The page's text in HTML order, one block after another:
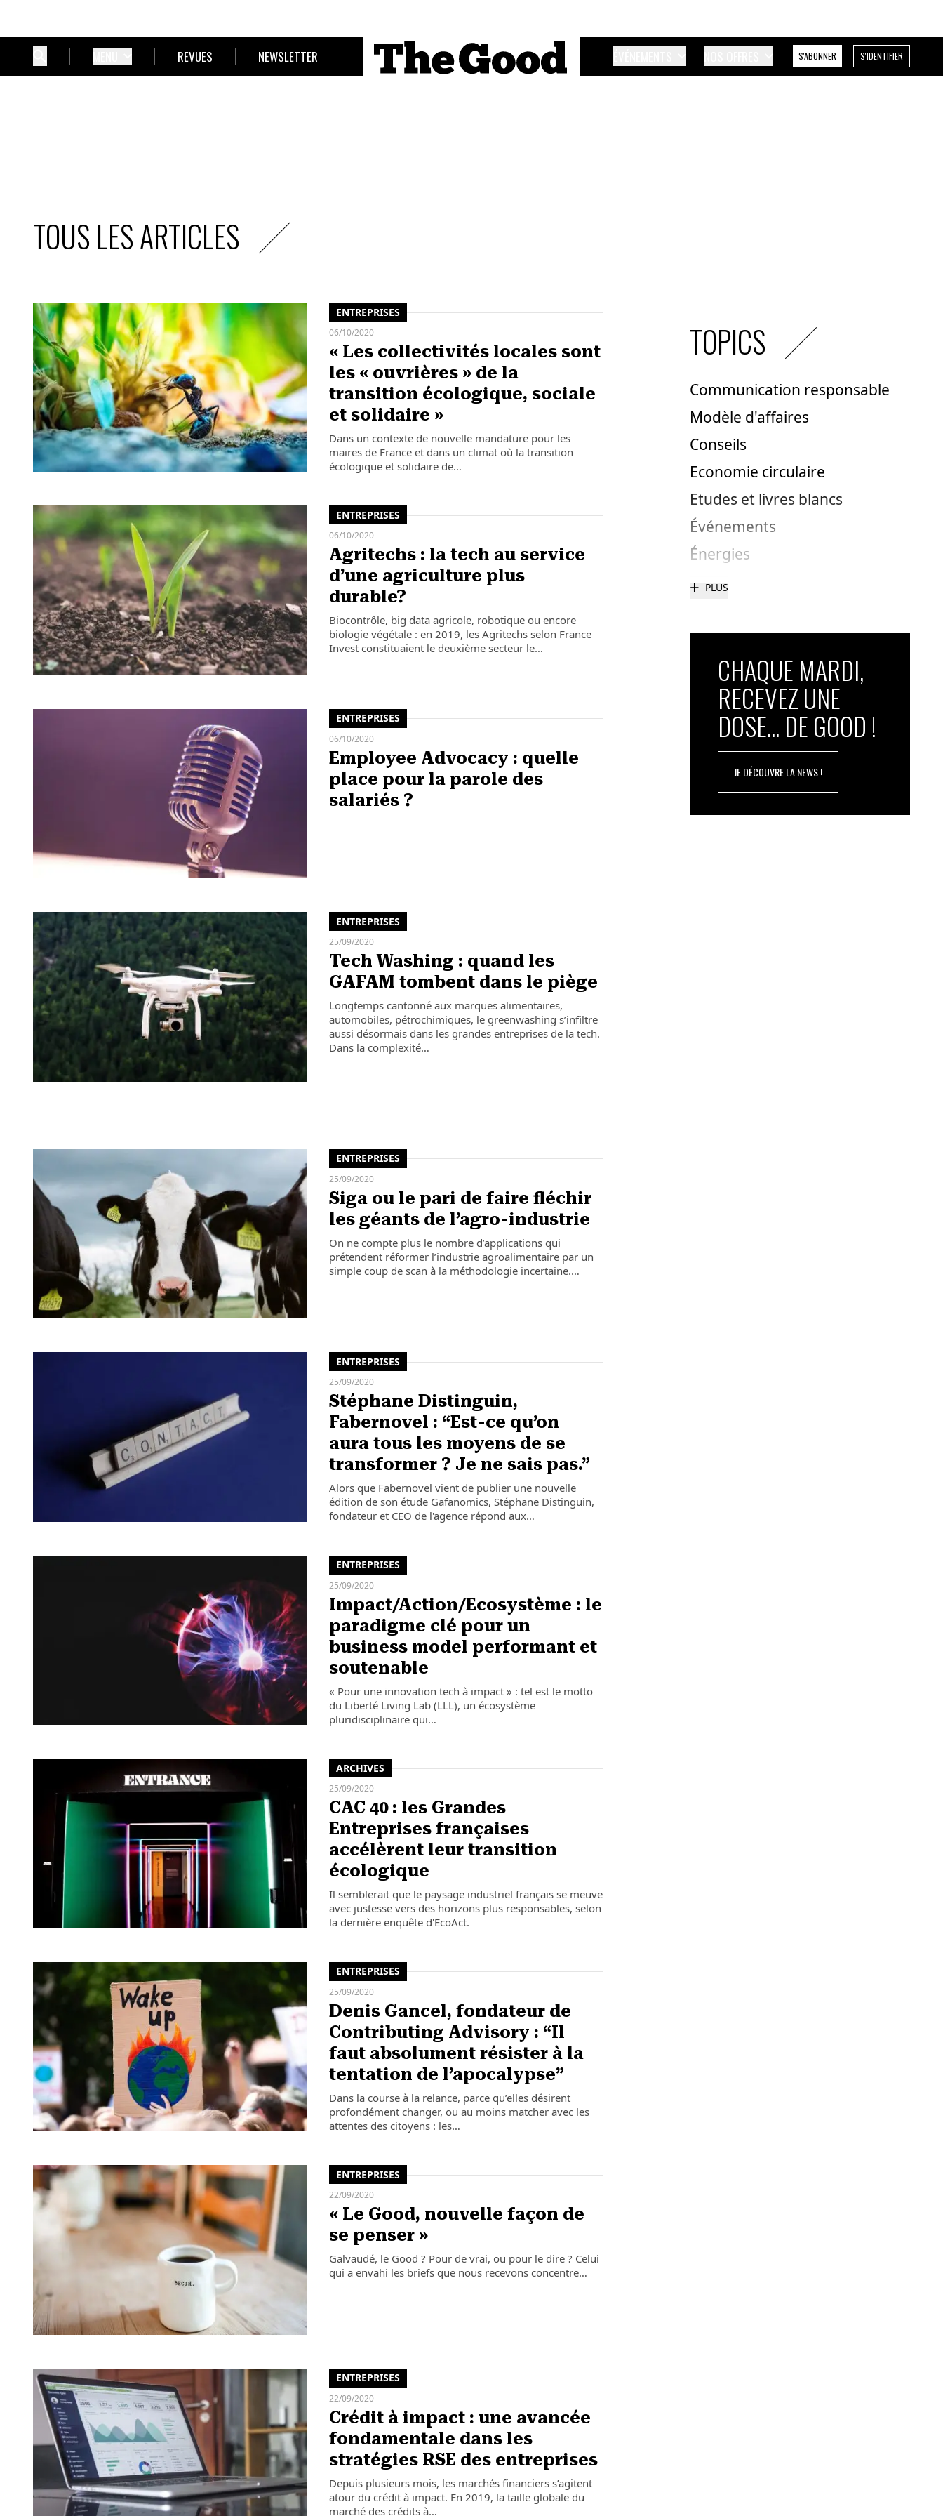
REVUES NEWSLETTER S'ABONNER S'IDENTIFIER
TOUS LES ARTICLES
ENTREPRISES
06/10/2020
« Les collectivités locales sont
les « ouvrières » de la
transition écologique, sociale
et solidaire »
Dans un contexte de nouvelle mandature pour les
maires de France et dans un climat où la transition
écologique et solidaire de…
ENTREPRISES
06/10/2020
Agritechs : la tech au service
d’une agriculture plus
durable?
Biocontrôle, big data agricole, robotique ou encore
biologie végétale : en 2019, les Agritechs selon France
Invest constituaient le deuxième secteur le…
ENTREPRISES
06/10/2020
Employee Advocacy : quelle
place pour la parole des
salariés ?
ENTREPRISES
25/09/2020
Tech Washing : quand les
GAFAM tombent dans le piège
Longtemps cantonné aux marques alimentaires,
automobiles, pétrochimiques, le greenwashing s’infiltre
aussi désormais dans les grandes entreprises de la tech.
Dans la complexité…
ENTREPRISES
25/09/2020
Siga ou le pari de faire fléchir
les géants de l’agro-industrie
On ne compte plus le nombre d’applications qui
prétendent réformer l’industrie agroalimentaire par un
simple coup de scan à la méthodologie incertaine.…
ENTREPRISES
25/09/2020
Stéphane Distinguin,
Fabernovel : “Est-ce qu’on
aura tous les moyens de se
transformer ? Je ne sais pas.”
Alors que Fabernovel vient de publier une nouvelle
édition de son étude Gafanomics, Stéphane Distinguin,
fondateur et CEO de l'agence répond aux…
ENTREPRISES
25/09/2020
Impact/Action/Ecosystème : le
paradigme clé pour un
business model performant et
soutenable
« Pour une innovation tech à impact » : tel est le motto
du Liberté Living Lab (LLL), un écosystème
pluridisciplinaire qui…
ARCHIVES
25/09/2020
CAC 40 : les Grandes
Entreprises françaises
accélèrent leur transition
écologique
Il semblerait que le paysage industriel français se meuve
avec justesse vers des horizons plus responsables, selon
la dernière enquête d'EcoAct.
ENTREPRISES
25/09/2020
Denis Gancel, fondateur de
Contributing Advisory : “Il
faut absolument résister à la
tentation de l’apocalypse”
Dans la course à la relance, parce qu’elles désirent
profondément changer, ou au moins matcher avec les
attentes des citoyens : les…
ENTREPRISES
22/09/2020
« Le Good, nouvelle façon de
se penser »
Galvaudé, le Good ? Pour de vrai, ou pour le dire ? Celui
qui a envahi les briefs que nous recevons concentre…
ENTREPRISES
22/09/2020
Crédit à impact : une avancée
fondamentale dans les
stratégies RSE des entreprises
Depuis plusieurs mois, les marchés financiers s’agitent
atour du crédit à impact. En 2019, la taille globale du
marché des crédits à…
TOPICS
Communication responsable
Modèle d'affaires
Conseils
Economie circulaire
Etudes et livres blancs
Événements
Énergies
+ PLUS
CHAQUE MARDI,
RECEVEZ UNE
DOSE... DE GOOD !
JE DÉCOUVRE LA NEWS !